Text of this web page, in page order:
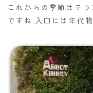
これからの季節はテ
ですね 入口には年代